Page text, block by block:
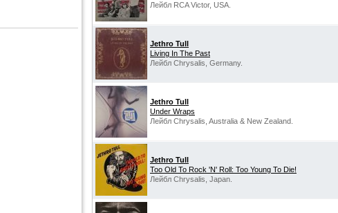
Лейбл RCA Victor, USA.
Jethro Tull
Living In The Past
Лейбл Chrysalis, Germany.
Jethro Tull
Under Wraps
Лейбл Chrysalis, Australia & New Zealand.
Jethro Tull
Too Old To Rock 'N' Roll: Too Young To Die!
Лейбл Chrysalis, Japan.